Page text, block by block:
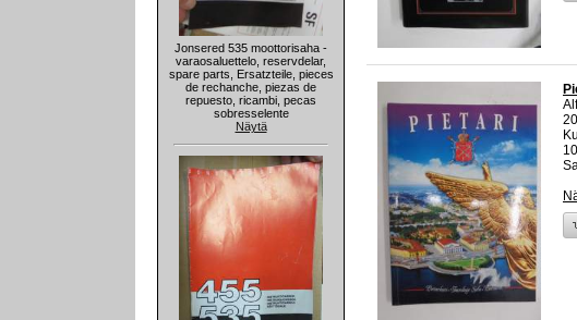
Jonsered 535 moottorisaha -
varaosaluettelo, reservdelar,
spare parts, Ersatzteile, pieces
de rechanche, piezas de
repuesto, ricambi, pecas
sobresselente
Näytä